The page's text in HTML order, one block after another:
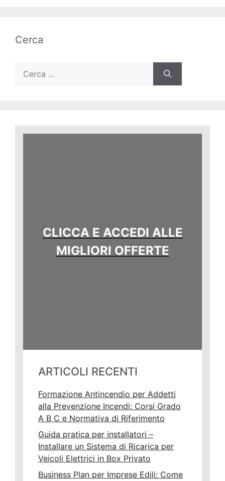
Cerca
per:
CLICCA E ACCEDI ALLE
MIGLIORI OFFERTE
ARTICOLI RECENTI
Formazione Antincendio per Addetti
alla Prevenzione Incendi: Corsi Grado
A B C e Normativa di Riferimento
Guida pratica per installatori –
Installare un Sistema di Ricarica per
Veicoli Elettrici in Box Privato
Business Plan per Imprese Edili: Come